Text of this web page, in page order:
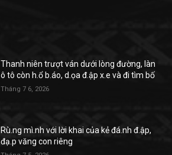
Thanh niên trượt ván dưới lòng đường, làn
ô tô còn h.ổ b.áo, d.ọa đ.ập x.e và đi tìm bố
Tháng 7 6, 2026
Rù.ng mì.nh với lời khai của kẻ đá.nh đ.ập,
đạ.p văng con riêng